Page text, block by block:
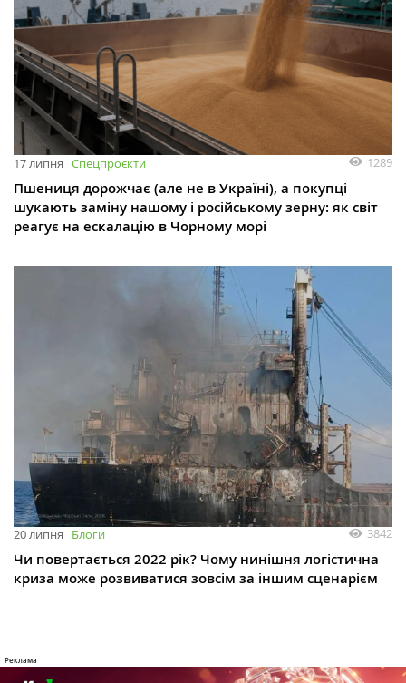
17 липня Спецпроєкти 1289
Пшениця дорожчає (але не в Україні), а покупці
шукають заміну нашому і російському зерну: як світ
реагує на ескалацію в Чорному морі
20 липня Блоги 3842
Чи повертається 2022 рік? Чому нинішня логістична
криза може розвиватися зовсім за іншим сценарієм